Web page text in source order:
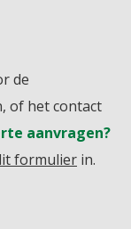
de
of het contact
aanvragen?
formulier in.